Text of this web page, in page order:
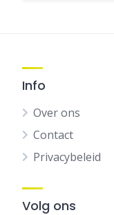
Info
Over ons
Contact
Privacybeleid
Volg ons